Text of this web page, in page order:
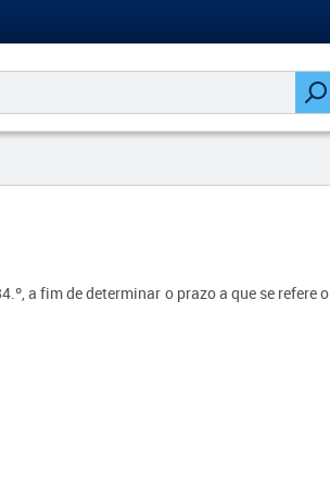
a fim de determinar o prazo a que se refere o